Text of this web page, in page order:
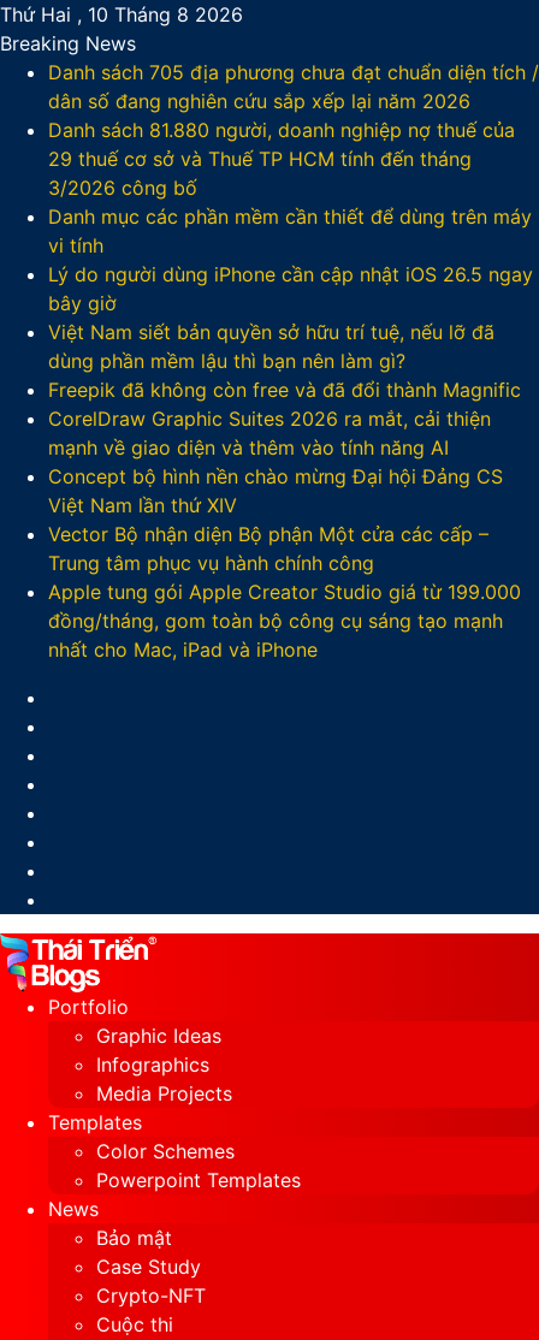
Thứ Hai , 10 Tháng 8 2026
Breaking News
Danh sách 705 địa phương chưa đạt chuẩn diện tích /
dân số đang nghiên cứu sắp xếp lại năm 2026
Danh sách 81.880‬ người, doanh nghiệp nợ thuế của
29 thuế cơ sở và Thuế TP HCM tính đến tháng
3/2026 công bố
Danh mục các phần mềm cần thiết để dùng trên máy
vi tính
Lý do người dùng iPhone cần cập nhật iOS 26.5 ngay
bây giờ
Việt Nam siết bản quyền sở hữu trí tuệ, nếu lỡ đã
dùng phần mềm lậu thì bạn nên làm gì?
Freepik đã không còn free và đã đổi thành Magnific
CorelDraw Graphic Suites 2026 ra mắt, cải thiện
mạnh về giao diện và thêm vào tính năng AI
Concept bộ hình nền chào mừng Đại hội Đảng CS
Việt Nam lần thứ XIV
Vector Bộ nhận diện Bộ phận Một cửa các cấp –
Trung tâm phục vụ hành chính công
Apple tung gói Apple Creator Studio giá từ 199.000
đồng/tháng, gom toàn bộ công cụ sáng tạo mạnh
nhất cho Mac, iPad và iPhone
Portfolio
Graphic Ideas
Infographics
Media Projects
Templates
Color Schemes
Powerpoint Templates
News
Bảo mật
Case Study
Crypto-NFT
Cuộc thi